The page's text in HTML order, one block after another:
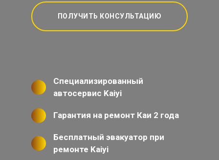
ПОЛУЧИТЬ КОНСУЛЬТАЦИЮ
Специализированный
автосервис Kaiyi
Гарантия на ремонт Каи 2 года
Бесплатный эвакуатор при
ремонте Kaiyi